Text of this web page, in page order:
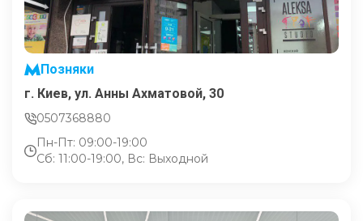
Позняки
г. Киев, ул. Анны Ахматовой, 30
0507368880
Пн-Пт: 09:00-19:00
Сб: 11:00-19:00, Вс: Выходной